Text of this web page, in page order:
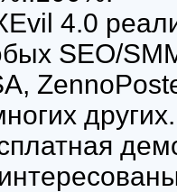
4.0
SEO/